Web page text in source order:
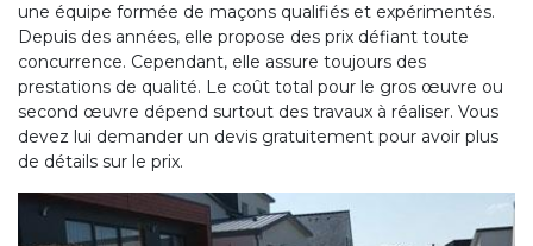
une équipe formée de maçons qualifiés et expérimentés.
Depuis des années, elle propose des prix défiant toute
concurrence. Cependant, elle assure toujours des
prestations de qualité. Le coût total pour le gros œuvre ou
second œuvre dépend surtout des travaux à réaliser. Vous
devez lui demander un devis gratuitement pour avoir plus
de détails sur le prix.